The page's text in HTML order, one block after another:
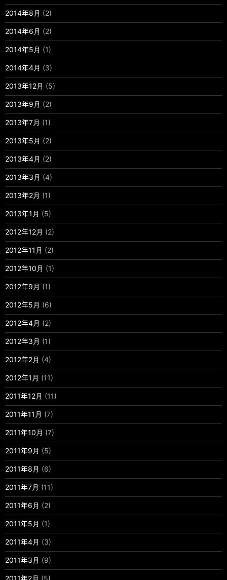
2014年8月 (2)
2014年6月 (2)
2014年5月 (1)
2014年4月 (3)
2013年12月 (5)
2013年9月 (2)
2013年7月 (1)
2013年5月 (2)
2013年4月 (2)
2013年3月 (4)
2013年2月 (1)
2013年1月 (5)
2012年12月 (2)
2012年11月 (2)
2012年10月 (1)
2012年9月 (1)
2012年5月 (6)
2012年4月 (2)
2012年3月 (1)
2012年2月 (4)
2012年1月 (11)
2011年12月 (11)
2011年11月 (7)
2011年10月 (7)
2011年9月 (5)
2011年8月 (6)
2011年7月 (11)
2011年6月 (2)
2011年5月 (1)
2011年4月 (3)
2011年3月 (9)
2011年2月 (5)